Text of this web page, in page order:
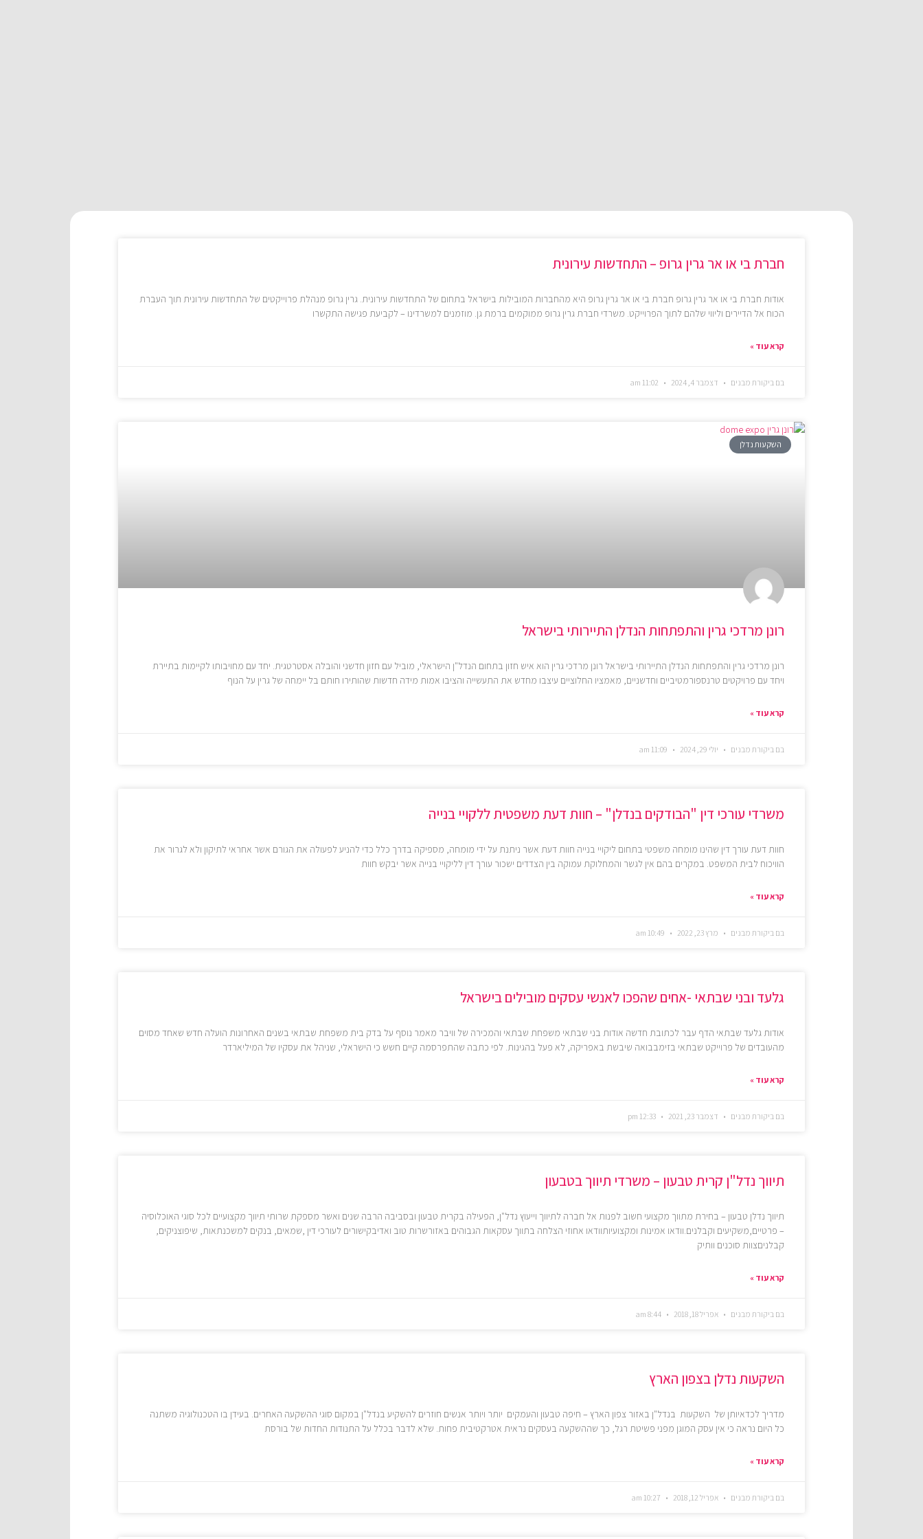
חברת בי או אר גרין גרופ – התחדשות עירונית
אודות חברת בי או אר גרין גרופ חברת בי או אר גרין גרופ היא מהחברות המובילות בישראל בתחום של התחדשות עירונית. גרין גרופ מנהלת פרוייקטים של התחדשות עירונית תוך העברת
הכוח אל הדיירים וליווי שלהם לתוך הפרוייקט. משרדי חברת גרין גרופ ממוקמים ברמת גן. מוזמנים למשרדינו – לקביעת פגישה התקשרו
קרא עוד »
בם ביקורת מבנים דצמבר 4, 2024
השקעות נדלן
רונן מרדכי גרין והתפתחות הנדלן התיירותי בישראל
רונן מרדכי גרין והתפתחות הנדלן התיירותי בישראל רונן מרדכי גרין הוא איש חזון בתחום הנדל"ן הישראלי, מוביל עם חזון חדשני והובלה אסטרטגית. יחד עם מחויבותו לקיימות בתיירת
ויחד עם פרויקטים טרנספורמטיביים וחדשניים, מאמציו החלוציים עיצבו מחדש את התעשייה והציבו אמות מידה חדשות שהותירו חותם בל יימחה של גרין על הנוף
קרא עוד »
בם ביקורת מבנים יולי 29, 2024
משרדי עורכי דין "הבודקים בנדלן" – חוות דעת משפטית ללקויי בנייה
חוות דעת עורך דין שהינו מומחה משפטי בתחום ליקויי בנייה חוות דעת אשר ניתנת על ידי מומחה, מספיקה בדרך כלל כדי להניע לפעולה את הגורם אשר אחראי לתיקון ולא לגרור את
הוויכוח לבית המשפט. במקרים בהם אין לגשר והמחלוקת עמוקה בין הצדדים ישכור עורך דין לליקויי בנייה אשר יבקש חוות
קרא עוד »
בם ביקורת מבנים מרץ 23, 2022
גלעד ובני שבתאי -אחים שהפכו לאנשי עסקים מובילים בישראל
אודות גלעד שבתאי הדף עבר לכתובת חדשה אודות בני שבתאי משפחת שבתאי והמכירה של וויבר מאמר נוסף על בדק בית משפחת שבתאי בשנים האחרונות הועלה חדש שאחד מסוים
מהעובדים של פרוייקט שבתאי בזימבבואה שיבשת באפריקה, לא פעל בהגינות. לפי כתבה שהתפרסמה קיים חשש כי הישראלי, שניהל את עסקיו של המיליארדר
קרא עוד »
בם ביקורת מבנים דצמבר 23, 2021
תיווך נדל"ן קרית טבעון – משרדי תיווך בטבעון
תיווך נדלן טבעון – בחירת מתווך מקצועי חשוב לפנות אל חברה לתיווך וייעוץ נדל"ן, הפעילה בקרית טבעון ובסביבה הרבה שנים ואשר מספקת שרותי תיווך מקצועיים לכל סוגי האוכלוסיה
– פרטיים,משקיעים וקבלנים.וודאו אמינות ומקצועיותוודאו אחוזי הצלחה בתווך עסקאות הגבוהים באזורשרות טוב ואדיבקישורים לעורכי דין ,שמאים, בנקים למשכנתאות, שיפוצניקים,
קבלניםצוות סוכנים וותיק
קרא עוד »
בם ביקורת מבנים אפריל 18, 2018
השקעות נדלן בצפון הארץ
מדריך לכדאיותן של השקעות בנדל"ן באזור צפון הארץ – חיפה טבעון והעמקים יותר ויותר אנשים חוזרים להשקיע בנדל"ן במקום סוגי ההשקעה האחרים. בעידן בו הטכנולוגיה משתנה
כל היום נראה כי אין עסק המוגן מפני פשיטת רגל, כך שההשקעה בעסקים נראית אטרקטיבית פחות. שלא לדבר בכלל על התנודות החדות של בורסת
קרא עוד »
בם ביקורת מבנים אפריל 12, 2018